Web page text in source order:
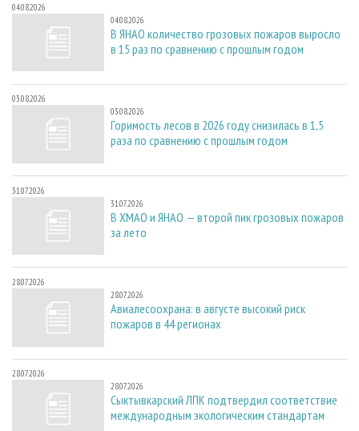
04.08.2026
04.08.2026
В ЯНАО количество грозовых пожаров выросло
в 15 раз по сравнению с прошлым годом
03.08.2026
03.08.2026
Горимость лесов в 2026 году снизилась в 1,5
раза по сравнению с прошлым годом
31.07.2026
31.07.2026
В ХМАО и ЯНАО — второй пик грозовых пожаров
за лето
28.07.2026
28.07.2026
Авиалесоохрана: в августе высокий риск
пожаров в 44 регионах
28.07.2026
28.07.2026
Сыктывкарский ЛПК подтвердил соответствие
международным экологическим стандартам